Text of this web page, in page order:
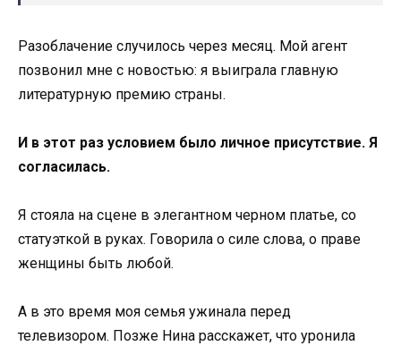
Разоблачение случилось через месяц. Мой агент
позвонил мне с новостью: я выиграла главную
литературную премию страны.
И в этот раз условием было личное присутствие. Я
согласилась.
Я стояла на сцене в элегантном черном платье, со
статуэткой в руках. Говорила о силе слова, о праве
женщины быть любой.
А в это время моя семья ужинала перед
телевизором. Позже Нина расскажет, что уронила